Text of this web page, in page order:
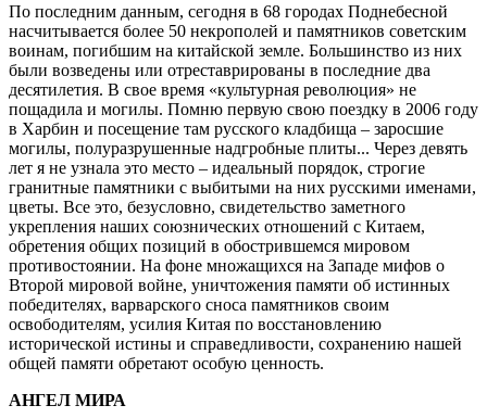
По последним данным, сегодня в 68 городах Поднебесной
насчитывается более 50 некрополей и памятников советским
воинам, погибшим на китайской земле. Большинство из них
были возведены или отреставрированы в последние два
десятилетия. В свое время «культурная революция» не
пощадила и могилы. Помню первую свою поездку в 2006 году
в Харбин и посещение там русского кладбища – заросшие
могилы, полуразрушенные надгробные плиты... Через девять
лет я не узнала это место – идеальный порядок, строгие
гранитные памятники с выбитыми на них русскими именами,
цветы. Все это, безусловно, свидетельство заметного
укрепления наших союзнических отношений с Китаем,
обретения общих позиций в обострившемся мировом
противостоянии. На фоне множащихся на Западе мифов о
Второй мировой войне, уничтожения памяти об истинных
победителях, варварского сноса памятников своим
освободителям, усилия Китая по восстановлению
исторической истины и справедливости, сохранению нашей
общей памяти обретают особую ценность.
АНГЕЛ МИРА